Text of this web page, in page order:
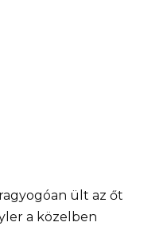
ült az őt
a közelben